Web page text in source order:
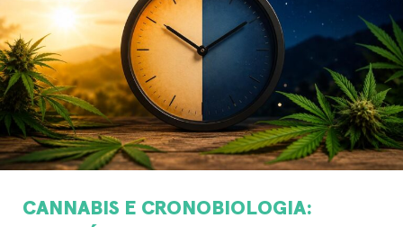
CANNABIS E CRONOBIOLOGIA: